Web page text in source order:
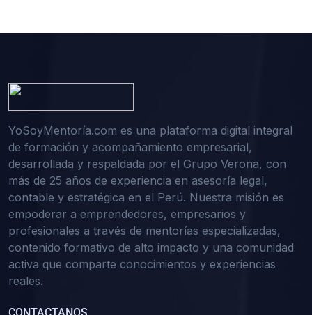
YoSoyMentoría.com es una plataforma digital integral
de formación y acompañamiento empresarial,
desarrollada y respaldada por el Grupo Verona, con
más de 25 años de experiencia en asesoría legal,
contable y estratégica en el Perú. Nuestra misión es
empoderar a emprendedores, empresarios y
profesionales a través de mentorías especializadas,
contenido formativo de alto impacto y una comunidad
activa que comparte conocimientos y experiencias
reales.